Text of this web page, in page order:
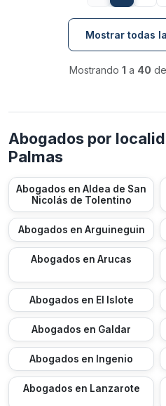
Mostrar todas
Mostrando 1 a 40 de
Abogados por
Palmas
Abogados en Aldea de San
Nicolás de Tolentino
Abogados en Arguineguin
Abogados en Arucas
Abogados en El Islote
Abogados en Galdar
Abogados en Ingenio
Abogados en Lanzarote